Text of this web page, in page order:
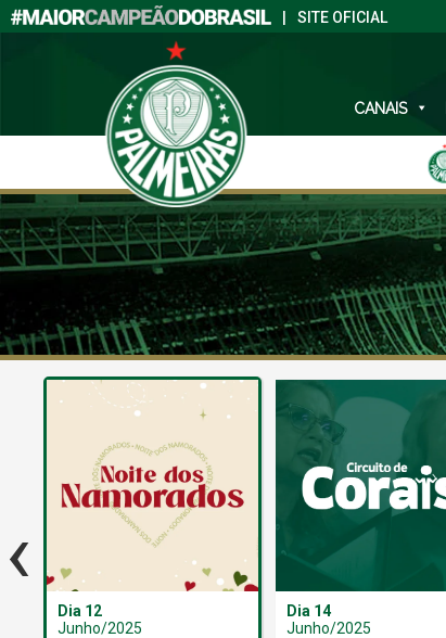
SITE OFICIAL
CANAIS
Dia 12
Junho/2025
Dia 14
Junho/2025
‹